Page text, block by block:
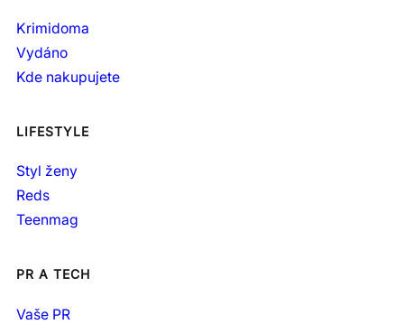
Krimidoma
Vydáno
Kde nakupujete
LIFESTYLE
Styl ženy
Reds
Teenmag
PR A TECH
Vaše PR